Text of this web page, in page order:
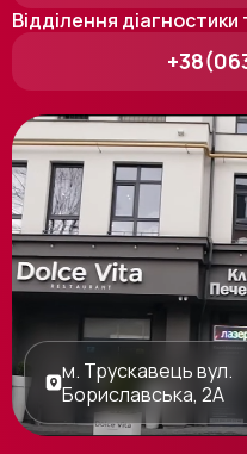
Відділення діагностики
м. Трускавець вул.
Бориславська, 2А